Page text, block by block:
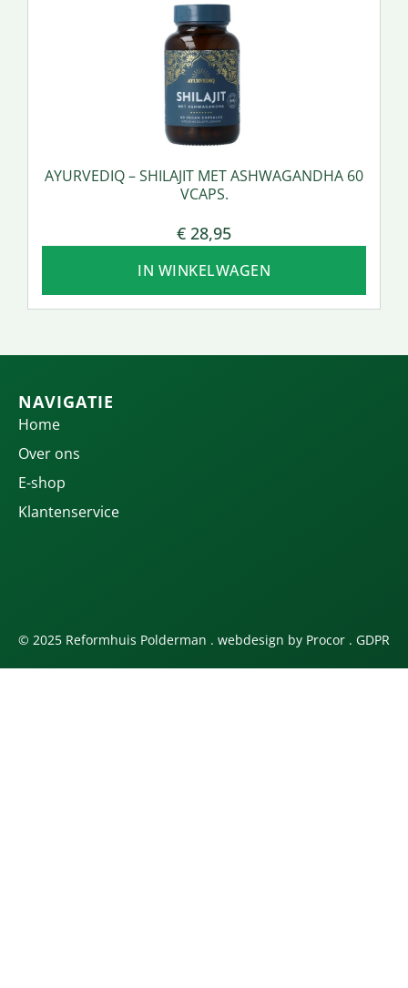
AYURVEDIQ – SHILAJIT MET ASHWAGANDHA 60
VCAPS.
€ 28,95
IN WINKELWAGEN
NAVIGATIE
Home
Over ons
E-shop
Klantenservice
© 2025 Reformhuis Polderman . webdesign by Procor . GDPR